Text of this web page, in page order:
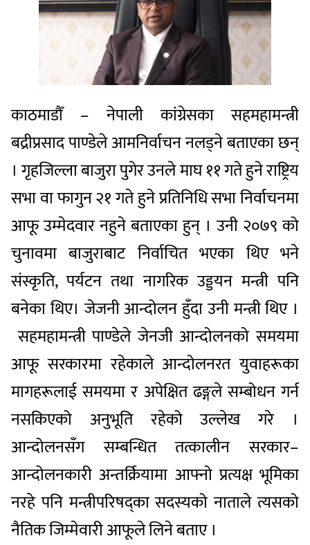
काठमाडौँ – नेपाली कांग्रेसका सहमहामन्त्री
बद्रीप्रसाद पाण्डेले आमनिर्वाचन नलड्ने बताएका छन्
। गृहजिल्ला बाजुरा पुगेर उनले माघ ११ गते हुने राष्ट्रिय
सभा वा फागुन २१ गते हुने प्रतिनिधि सभा निर्वाचनमा
आफू उम्मेदवार नहुने बताएका हुन् । उनी २०७९ को
चुनावमा बाजुराबाट निर्वाचित भएका थिए भने
संस्कृति, पर्यटन तथा नागरिक उड्डयन मन्त्री पनि
बनेका थिए। जेजनी आन्दोलन हुँदा उनी मन्त्री थिए ।
सहमहामन्त्री पाण्डेले जेनजी आन्दोलनको समयमा
आफू सरकारमा रहेकाले आन्दोलनरत युवाहरूका
मागहरूलाई समयमा र अपेक्षित ढङ्गले सम्बोधन गर्न
नसकिएको अनुभूति रहेको उल्लेख गरे ।
आन्दोलनसँग सम्बन्धित तत्कालीन सरकार–
आन्दोलनकारी अन्तर्क्रियामा आफ्नो प्रत्यक्ष भूमिका
नरहे पनि मन्त्रीपरिषद्का सदस्यको नाताले त्यसको
नैतिक जिम्मेवारी आफूले लिने बताए ।